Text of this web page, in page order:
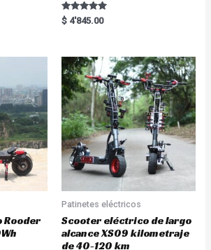
Rated
5.00
$ 4'845.00
Rooder
Patinetes eléctricos
Scooter eléctrico de largo
alcance XS09 kilometraje
de 40-120 km